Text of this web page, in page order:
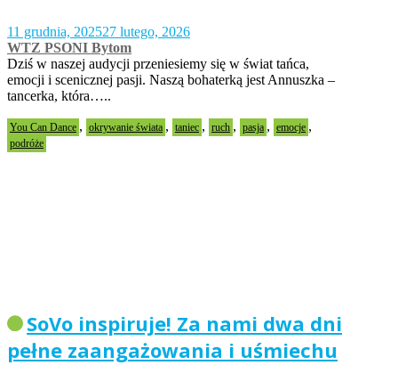
11 grudnia, 202527 lutego, 2026
WTZ PSONI Bytom
Dziś w naszej audycji przeniesiemy się w świat tańca,
emocji i scenicznej pasji. Naszą bohaterką jest Annuszka –
tancerka, która…..
You Can Dance , okrywanie świata , taniec , ruch , pasja , emocje ,
podróże
SoVo inspiruje! Za nami dwa dni
pełne zaangażowania i uśmiechu